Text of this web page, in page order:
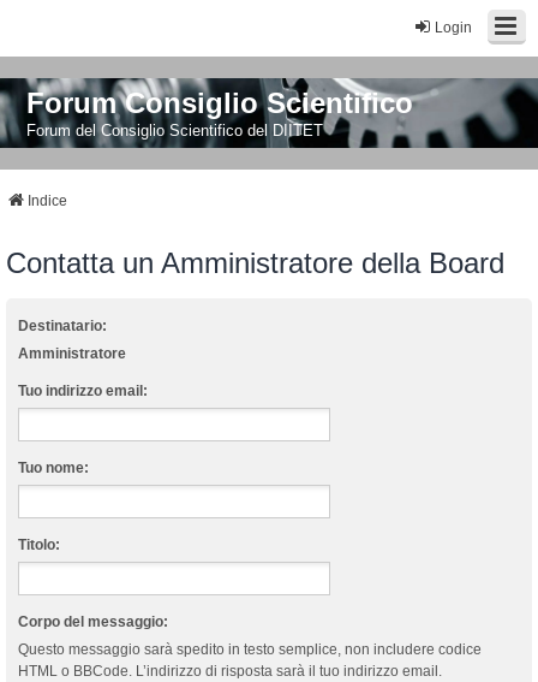
Login
Forum Consiglio Scientifico
Forum del Consiglio Scientifico del DIITET
Indice
Contatta un Amministratore della Board
Destinatario:
Amministratore
Tuo indirizzo email:
Tuo nome:
Titolo:
Corpo del messaggio:
Questo messaggio sarà spedito in testo semplice, non includere codice
HTML o BBCode. L’indirizzo di risposta sarà il tuo indirizzo email.